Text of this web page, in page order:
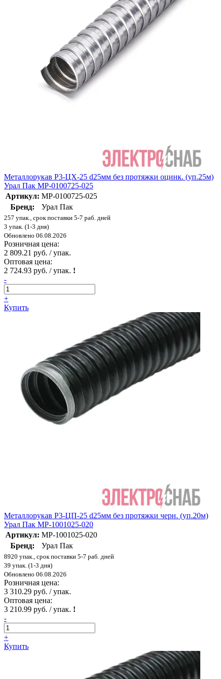
Металлорукав Р3-ЦХ-25 d25мм без протяжки оцинк. (уп.25м)
Урал Пак МР-0100725-025
Артикул: МР-0100725-025
Бренд:
Урал Пак
257 упак., срок поставки 5-7 раб. дней
3 упак. (1-3 дня)
Обновлено 06.08.2026
Розничная цена:
2 809.21 руб. / упак.
Оптовая цена:
2 724.93 руб. / упак. !
-
+
Купить
Металлорукав Р3-ЦП-25 d25мм без протяжки черн. (уп.20м)
Урал Пак МР-1001025-020
Артикул: МР-1001025-020
Бренд:
Урал Пак
8920 упак., срок поставки 5-7 раб. дней
39 упак. (1-3 дня)
Обновлено 06.08.2026
Розничная цена:
3 310.29 руб. / упак.
Оптовая цена:
3 210.99 руб. / упак. !
-
+
Купить